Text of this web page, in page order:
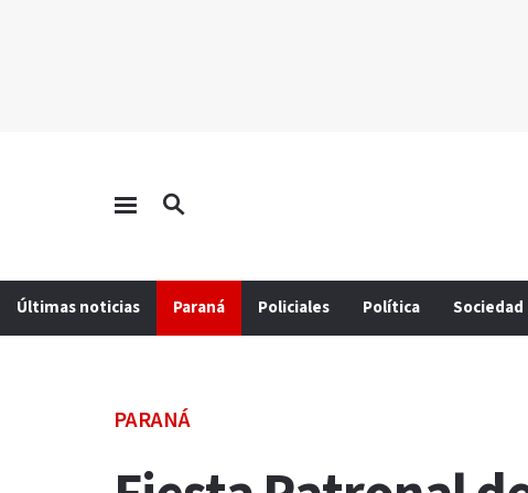
Últimas noticias Paraná Policiales Política Sociedad
PARANÁ